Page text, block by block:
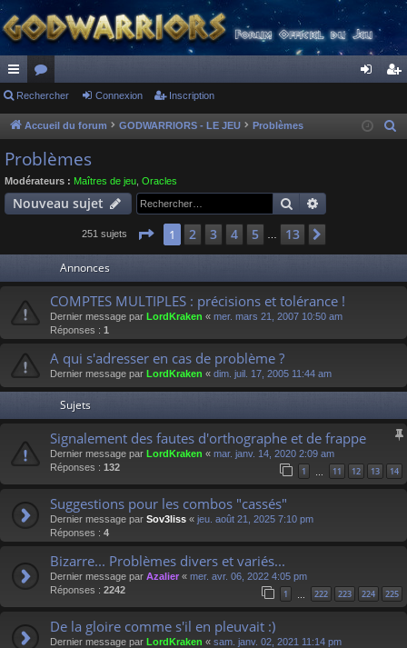
ac
co
ur
ci
or
u
m
s
ne cri
Rechercher Connexion Inscription
Accueil du forum GODWARRIORS - LE JEU Problèmes
e
Problèmes
Modérateurs : Maîtres de jeu Oracles
Nouveau sujet Rechercher
251 sujets Page 1sur 13
1 2 3 4 5 13
Annonces
COMPTES MULTIPLES : précisions et tolérance !
Dernier message par LordKraken « mer. mars 21, 2007 10:50 am
Réponses : 1
A qui s'adresser en cas de problème ?
Dernier message par LordKraken « dim. juil. 17, 2005 11:44 am
Sujets
Signalement des fautes d'orthographe et de frappe
Dernier message par LordKraken « mar. janv. 14, 2020 2:09 am
Réponses : 132 1 11 12 13 14
Suggestions pour les combos "cassés"
Dernier message par Sov3liss « jeu. août 21, 2025 7:10 pm
Réponses : 4
Bizarre... Problèmes divers et variés...
Dernier message par Azalier « mer. avr. 06, 2022 4:05 pm
Réponses : 2242 1 222 223 224 225
De la gloire comme s'il en pleuvait :)
Dernier message par LordKraken « sam. janv. 02, 2021 11:14 pm